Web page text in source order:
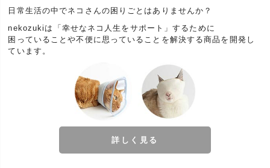
イベント
です。誕生日(バースデー)、クリスマス、お正月(お
い)、出産祝い、お見舞いなど。お気軽にお問い合わ
せください。
する企画『ネコさんとの暮らしの大辞典』ランキン
グ常連の人気商品、福袋、セットなど。安い、お得
が一番ではなくネコさんとの暮らしに役立つ商品を
あつめました。
日常生活の中でネコさんの困りごとはありませんか？
nekozukiは「幸せなネコ人生をサポート」するために
困っていることや不便に思っていることを解決する商品を開発し
ています。
詳しく見る